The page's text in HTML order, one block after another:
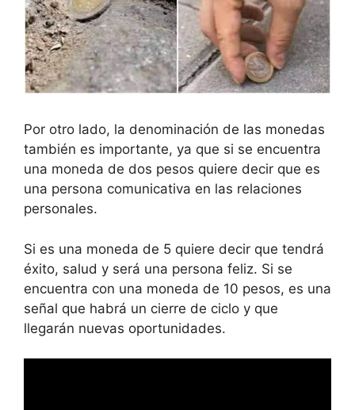
Por otro lado, la denominación de las monedas
también es importante, ya que si se encuentra
una moneda de dos pesos quiere decir que es
una persona comunicativa en las relaciones
personales.
Si es una moneda de 5 quiere decir que tendrá
éxito, salud y será una persona feliz. Si se
encuentra con una moneda de 10 pesos, es una
señal que habrá un cierre de ciclo y que
llegarán nuevas oportunidades.